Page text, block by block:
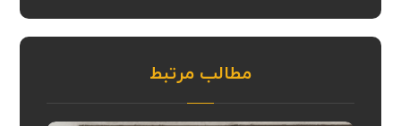
مطالب مرتبط